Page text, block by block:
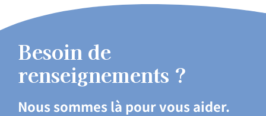
Besoin de
renseignements ?
Nous sommes là pour vous aider.